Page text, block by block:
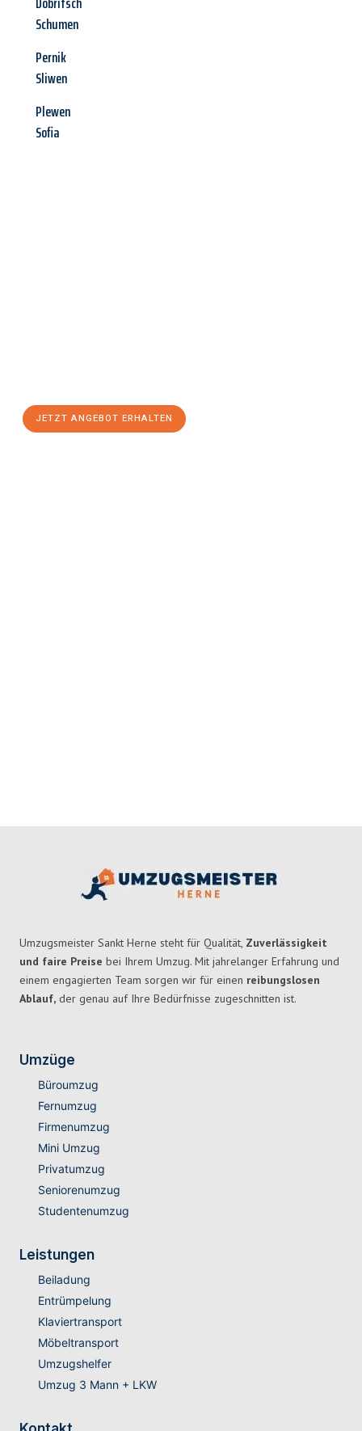
Schumen
Pernik
Sliwen
Plewen
Sofia
JETZT ANGEBOT ERHALTEN
Umzugsmeister Sankt Herne steht für Qualität, Zuverlässigkeit
und faire Preise bei Ihrem Umzug. Mit jahrelanger Erfahrung und
einem engagierten Team sorgen wir für einen reibungslosen
Ablauf, der genau auf Ihre Bedürfnisse zugeschnitten ist.
Umzüge
Büroumzug
Fernumzug
Firmenumzug
Mini Umzug
Privatumzug
Seniorenumzug
Studentenumzug
Leistungen
Beiladung
Entrümpelung
Klaviertransport
Möbeltransport
Umzugshelfer
Umzug 3 Mann + LKW